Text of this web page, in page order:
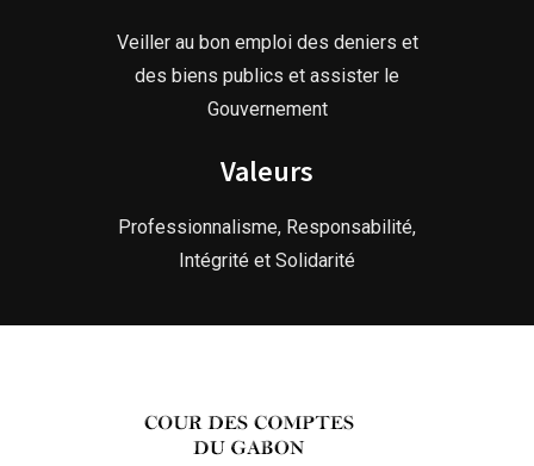
Veiller au bon emploi des deniers et
des biens publics et assister le
Gouvernement
Valeurs
Professionnalisme, Responsabilité,
Intégrité et Solidarité